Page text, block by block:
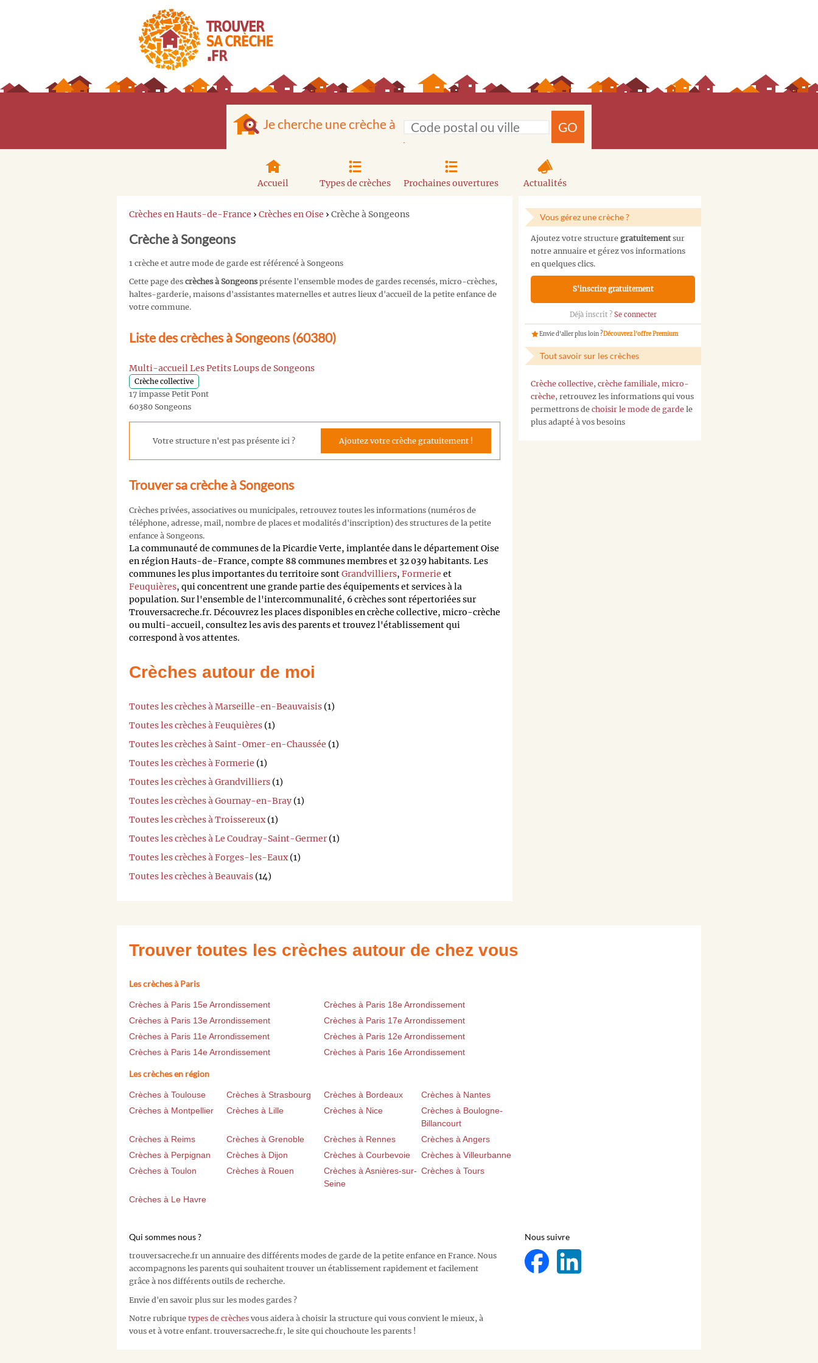
Je cherche une crèche à GO
Accueil Types de crèches Prochaines ouvertures Actualités
Crèches en Hauts-de-France › Crèches en Oise › Crèche à Songeons
Crèche à Songeons
1 crèche et autre mode de garde est référencé à Songeons
Cette page des crèches à Songeonsprésente l'ensemble modes de gardes recensés, micro-crèches,
haltes-garderie, maisons d'assistantes maternelles et autres lieux d'accueil de la petite enfance de
votre commune.
Liste des crèches à Songeons (60380)
Multi-accueil Les Petits Loups de Songeons
Crèche collective
17 impasse Petit Pont
60380 Songeons
Votre structure n'est pas présente ici ? Ajoutez votre crèche gratuitement !
Trouver sa crèche à Songeons
Crèches privées, associatives ou municipales, retrouvez toutes les informations (numéros de
téléphone, adresse, mail, nombre de places et modalités d'inscription) des structures de la petite
enfance à Songeons.
La communauté de communes de la Picardie Verte, implantée dans le département Oise
en région Hauts-de-France, compte 88 communes membres et 32 039 habitants. Les
communes les plus importantes du territoire sontGrandvilliers, Formerie et
Feuquières, qui concentrent une grande partie des équipements et services à la
population. Sur l'ensemble de l'intercommunalité, 6 crèches sont répertoriées sur
Trouversacreche.fr. Découvrez les places disponibles en crèche collective, micro-crèche
ou multi-accueil, consultez les avis des parents et trouvez l'établissement qui
correspond à vos attentes.
Crèches autour de moi
Toutes les crèches à Marseille-en-Beauvaisis (1)
Toutes les crèches à Feuquières (1)
Toutes les crèches à Saint-Omer-en-Chaussée (1)
Toutes les crèches à Formerie (1)
Toutes les crèches à Grandvilliers (1)
Toutes les crèches à Gournay-en-Bray (1)
Toutes les crèches à Troissereux(1)
Toutes les crèches à Le Coudray-Saint-Germer (1)
Toutes les crèches à Forges-les-Eaux(1)
Toutes les crèches à Beauvais (14)
Vous gérez une crèche ?
Ajoutez votre structure gratuitementsur
notre annuaire et gérez vos informations
en quelques clics.
S'inscrire gratuitement
Déjà inscrit ? Se connecter
Envie d'aller plus loin ?Découvrez l'offre Premium
Tout savoir sur les crèches
Crèche collective, crèche familiale, micro-
crèche, retrouvez les informations qui vous
permettrons de choisir le mode de garde le
plus adapté à vos besoins
Trouver toutes les crèches autour de chez vous
Les crèches à Paris
Crèches à Paris 15e Arrondissement
Crèches à Paris 18e Arrondissement
Crèches à Paris 13e Arrondissement
Crèches à Paris 17e Arrondissement
Crèches à Paris 11e Arrondissement
Crèches à Paris 12e Arrondissement
Crèches à Paris 14e Arrondissement
Crèches à Paris 16e Arrondissement
Les crèches en région
Crèches à Toulouse Crèches à Strasbourg Crèches à Bordeaux
Crèches à Nantes
Crèches à Montpellier
Crèches à Lille Crèches à Nice
Crèches à Boulogne-
Billancourt
Crèches à Reims
Crèches à Grenoble Crèches à Rennes
Crèches à Angers
Crèches à Perpignan
Crèches à Dijon Crèches à Courbevoie
Crèches à Villeurbanne
Crèches à Toulon
Crèches à Rouen
Crèches à Asnières-sur-
Seine
Crèches à Tours
Crèches à Le Havre
Qui sommes nous ?
trouversacreche.fr un annuaire des différents modes de garde de la petite enfance en France. Nous
accompagnons les parents qui souhaitent trouver un établissement rapidement et facilement
grâce à nos différents outils de recherche.
Envie d'en savoir plus sur les modes gardes ?
Notre rubrique types de crèches vous aidera à choisir la structure qui vous convient le mieux, à
vous et à votre enfant. trouversacreche.fr, le site qui chouchoute les parents !
Nous suivre